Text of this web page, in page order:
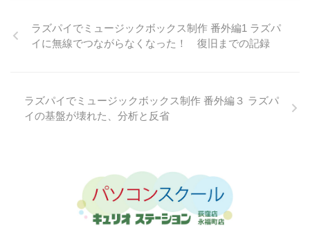
Pi OS Lite（GUIなし） をインス
トール 音楽ファイル（MP3）を
ュボタンを接続 GPIO17 と GND
を ジャンパーワイヤーで仮止め
ラズパイでミュージックボックス制作 番外編1 ラズパ
イに無線でつながらなくなった！ 復旧までの記録
ラズパイでミュージックボックス制作 番外編３ ラズパ
イの基盤が壊れた、分析と反省